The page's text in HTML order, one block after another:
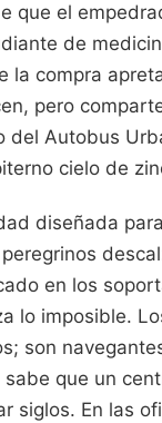
que el
de
la compra
pero
del Autobus
cielo de
diseñada
en los
lo imposible.
son
que un
siglos. En las